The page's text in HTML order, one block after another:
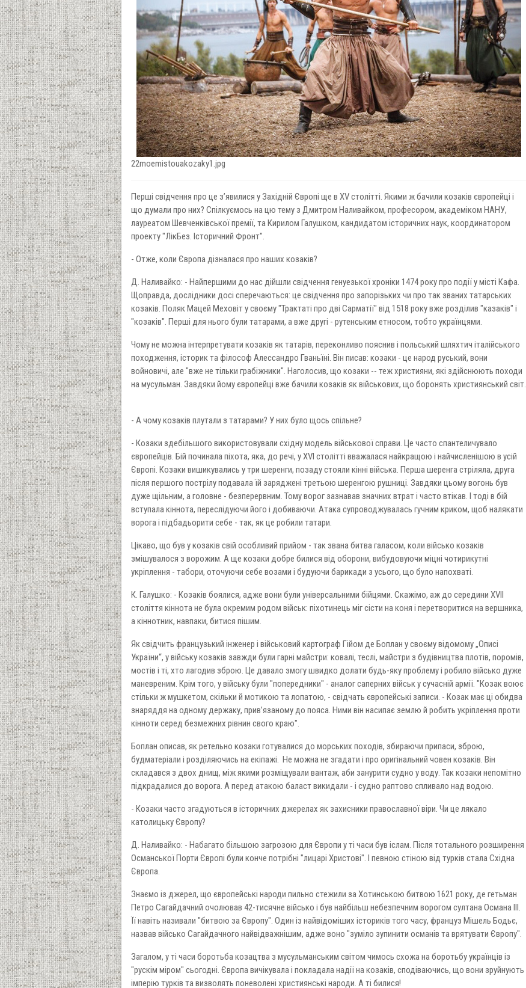
22moemistouakozaky1.jpg
Перші свідчення про це з’явилися у Західній Європі ще в XV столітті. Якими ж бачили козаків європейці і
що думали про них? Спілкуємось на цю тему з Дмитром Наливайком, професором, академіком НАНУ,
лауреатом Шевченківської премії, та Кирилом Галушком, кандидатом історичних наук, координатором
проекту "ЛікБез. Історичний Фронт".
- Отже, коли Європа дізналася про наших козаків?
Д. Наливайко: - Найпершими до нас дійшли свідчення генуезької хроніки 1474 року про події у місті Кафа.
Щоправда, дослідники досі сперечаються: це свідчення про запорізьких чи про так званих татарських
козаків. Поляк Мацей Меховіт у своєму "Трактаті про дві Сарматії" від 1518 року вже розділив "казаків" і
"козаків". Перші для нього були татарами, а вже другі - рутенським етносом, тобто українцями.
Чому не можна інтерпретувати козаків як татарів, переконливо пояснив і польський шляхтич італійського
походження, історик та філософ Алессандро Гваньїні. Він писав: козаки - це народ руський, вони
войновичі, але "вже не тільки грабіжники". Наголосив, що козаки -- теж християни, які здійснюють походи
на мусульман. Завдяки йому європейці вже бачили козаків як військових, що боронять християнський світ.
- А чому козаків плутали з татарами? У них було щось спільне?
- Козаки здебільшого використовували східну модель військової справи. Це часто спантеличувало
європейців. Бій починала піхота, яка, до речі, у ХVІ столітті вважалася найкращою і найчисленішою в усій
Європі. Козаки вишикувались у три шеренги, позаду стояли кінні війська. Перша шеренга стріляла, друга
після першого пострілу подавала їй заряджені третьою шеренгою рушниці. Завдяки цьому вогонь був
дуже щільним, а головне - безперервним. Тому ворог зазнавав значних втрат і часто втікав. І тоді в бій
вступала кіннота, переслідуючи його і добиваючи. Атака супроводжувалась гучним криком, щоб налякати
ворога і підбадьорити себе - так, як це робили татари.
Цікаво, що був у козаків свій особливий прийом - так звана битва галасом, коли військо козаків
змішувалося з ворожим. А ще козаки добре билися від оборони, вибудовуючи міцні чотирикутні
укріплення - табори, оточуючи себе возами і будуючи барикади з усього, що було напохваті.
К. Галушко: - Козаків боялися, адже вони були універсальними бійцями. Скажімо, аж до середини ХVІІ
століття кіннота не була окремим родом військ: піхотинець міг сісти на коня і перетворитися на вершника,
а кіннотник, навпаки, битися пішим.
Як свідчить французький інженер і військовий картограф Гійом де Боплан у своєму відомому „Описі
України“, у війську козаків завжди були гарні майстри: ковалі, теслі, майстри з будівництва плотів, поромів,
мостів і ті, хто лагодив зброю. Це давало змогу швидко долати будь-яку проблему і робило військо дуже
маневреним. Крім того, у війську були "попередники" - аналог саперних військ у сучасній армії. "Козак воює
стільки ж мушкетом, скільки й мотикою та лопатою, - свідчать європейські записи. - Козак має ці обидва
знаряддя на одному держаку, прив’язаному до пояса. Ними він насипає землю й робить укріплення проти
кінноти серед безмежних рівнин свого краю".
Боплан описав, як ретельно козаки готувалися до морських походів, збираючи припаси, зброю,
будматеріали і розділяючись на екіпажі. Не можна не згадати і про оригінальний човен козаків. Він
складався з двох днищ, між якими розміщували вантаж, аби занурити судно у воду. Так козаки непомітно
підкрадалися до ворога. А перед атакою баласт викидали - і судно раптово спливало над водою.
- Козаки часто згадуються в історичних джерелах як захисники православної віри. Чи це лякало
католицьку Європу?
Д. Наливайко: - Набагато більшою загрозою для Європи у ті часи був іслам. Після тотального розширення
Османської Порти Європі були конче потрібні "лицарі Христові". І певною стіною від турків стала Східна
Європа.
Знаємо із джерел, що європейські народи пильно стежили за Хотинською битвою 1621 року, де гетьман
Петро Сагайдачний очолював 42-тисячне військо і був найбільш небезпечним ворогом султана Османа III.
Її навіть називали "битвою за Європу". Один із найвідоміших істориків того часу, француз Мішель Бодьє,
назвав військо Сагайдачного найвідважнішим, адже воно "зуміло зупинити османів та врятувати Європу".
Загалом, у ті часи боротьба козацтва з мусульманським світом чимось схожа на боротьбу українців із
"рускім міром" сьогодні. Європа вичікувала і покладала надії на козаків, сподіваючись, що вони зруйнують
імперію турків та визволять поневолені християнські народи. А ті билися!